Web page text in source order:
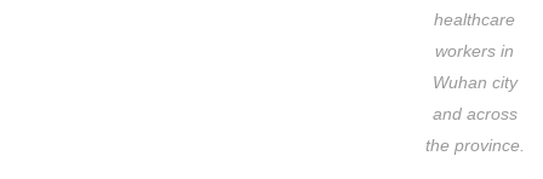
healthcare
workers in
Wuhan city
and across
the province.